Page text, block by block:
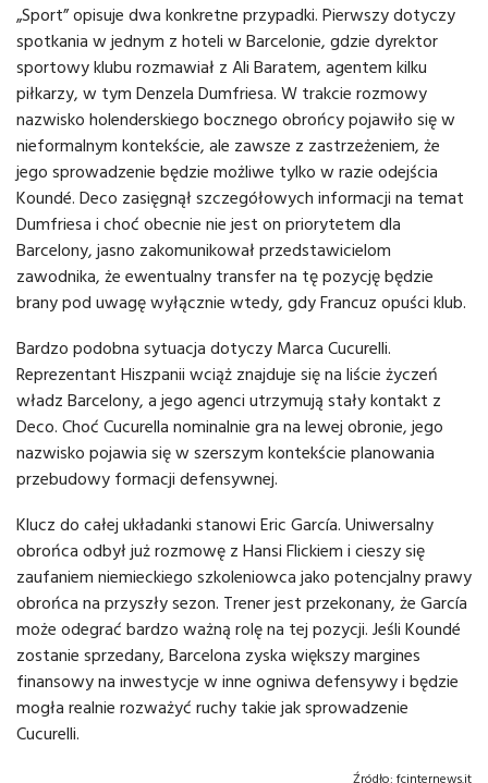
„Sport” opisuje dwa konkretne przypadki. Pierwszy dotyczy
spotkania w jednym z hoteli w Barcelonie, gdzie dyrektor
sportowy klubu rozmawiał z Ali Baratem, agentem kilku
piłkarzy, w tym Denzela Dumfriesa. W trakcie rozmowy
nazwisko holenderskiego bocznego obrońcy pojawiło się w
nieformalnym kontekście, ale zawsze z zastrzeżeniem, że
jego sprowadzenie będzie możliwe tylko w razie odejścia
Koundé. Deco zasięgnął szczegółowych informacji na temat
Dumfriesa i choć obecnie nie jest on priorytetem dla
Barcelony, jasno zakomunikował przedstawicielom
zawodnika, że ewentualny transfer na tę pozycję będzie
brany pod uwagę wyłącznie wtedy, gdy Francuz opuści klub.
Bardzo podobna sytuacja dotyczy Marca Cucurelli.
Reprezentant Hiszpanii wciąż znajduje się na liście życzeń
władz Barcelony, a jego agenci utrzymują stały kontakt z
Deco. Choć Cucurella nominalnie gra na lewej obronie, jego
nazwisko pojawia się w szerszym kontekście planowania
przebudowy formacji defensywnej.
Klucz do całej układanki stanowi Eric García. Uniwersalny
obrońca odbył już rozmowę z Hansi Flickiem i cieszy się
zaufaniem niemieckiego szkoleniowca jako potencjalny prawy
obrońca na przyszły sezon. Trener jest przekonany, że García
może odegrać bardzo ważną rolę na tej pozycji. Jeśli Koundé
zostanie sprzedany, Barcelona zyska większy margines
finansowy na inwestycje w inne ogniwa defensywy i będzie
mogła realnie rozważyć ruchy takie jak sprowadzenie
Cucurelli.
Źródło: fcinternews.it